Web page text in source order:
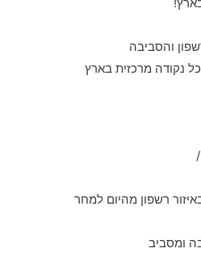
נקודה מרכזית בארץ
ומסביב